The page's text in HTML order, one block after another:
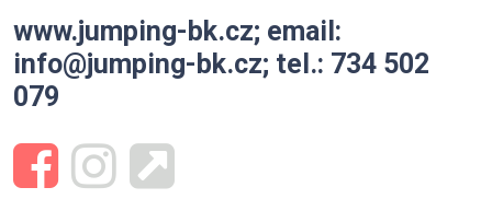
www.jumping-bk.cz; email:
info@jumping-bk.cz; tel.: 734 502
079